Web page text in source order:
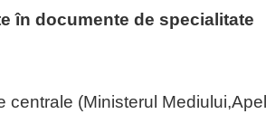
în documente de specialitate
centrale (Ministerul